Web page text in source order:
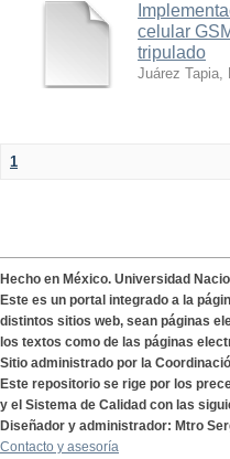
celular
tripulado
Juárez Tapia,
1
Hecho en México. Universidad
Este es un portal integrado a la
distintos sitios web, sean páginas
los textos como de las páginas
Sitio administrado por la
Este repositorio se rige por los
y el Sistema de Calidad con las
Diseñador y administrador: Mtro
Contacto y asesoría